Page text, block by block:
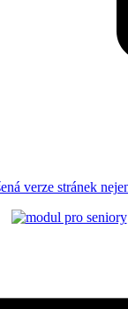
verze stránek